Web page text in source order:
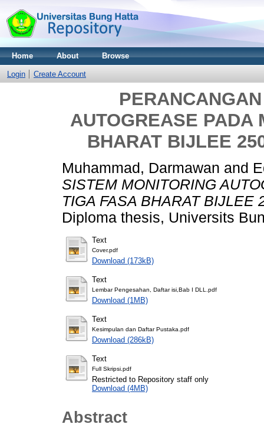
Home About Browse
Login Create Account
AUTOGREASE PADA
BHARAT BIJLEE
Muhammad, Darmawan and
SISTEM MONITORING
TIGA FASA BHARAT BIJLEE
Diploma thesis, Universits
Text
Cover.pdf
Download (173kB)
Text
Lembar Pengesahan, Daftar isi,Bab I DLL.pdf
Download (1MB)
Text
Kesimpulan dan Daftar Pustaka.pdf
Download (286kB)
Text
Full Skripsi.pdf
Restricted to Repository staff only
Download (4MB)
Abstract